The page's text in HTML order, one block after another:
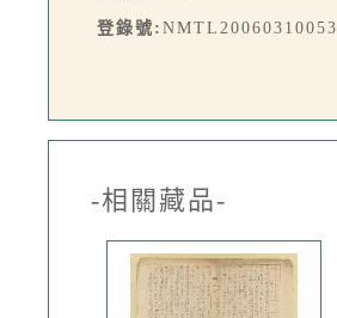
登錄號: NMTL20060310053
-相關藏品-